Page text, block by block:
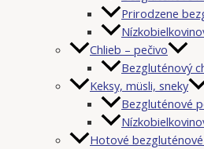
Prirodzene
Chlieb – pečivo
Bezgluténový
Keksy, müsli, sneky
Bezgluténové
Hotové